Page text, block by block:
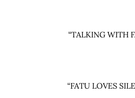
“TALKING WITH
“FATU LOVES